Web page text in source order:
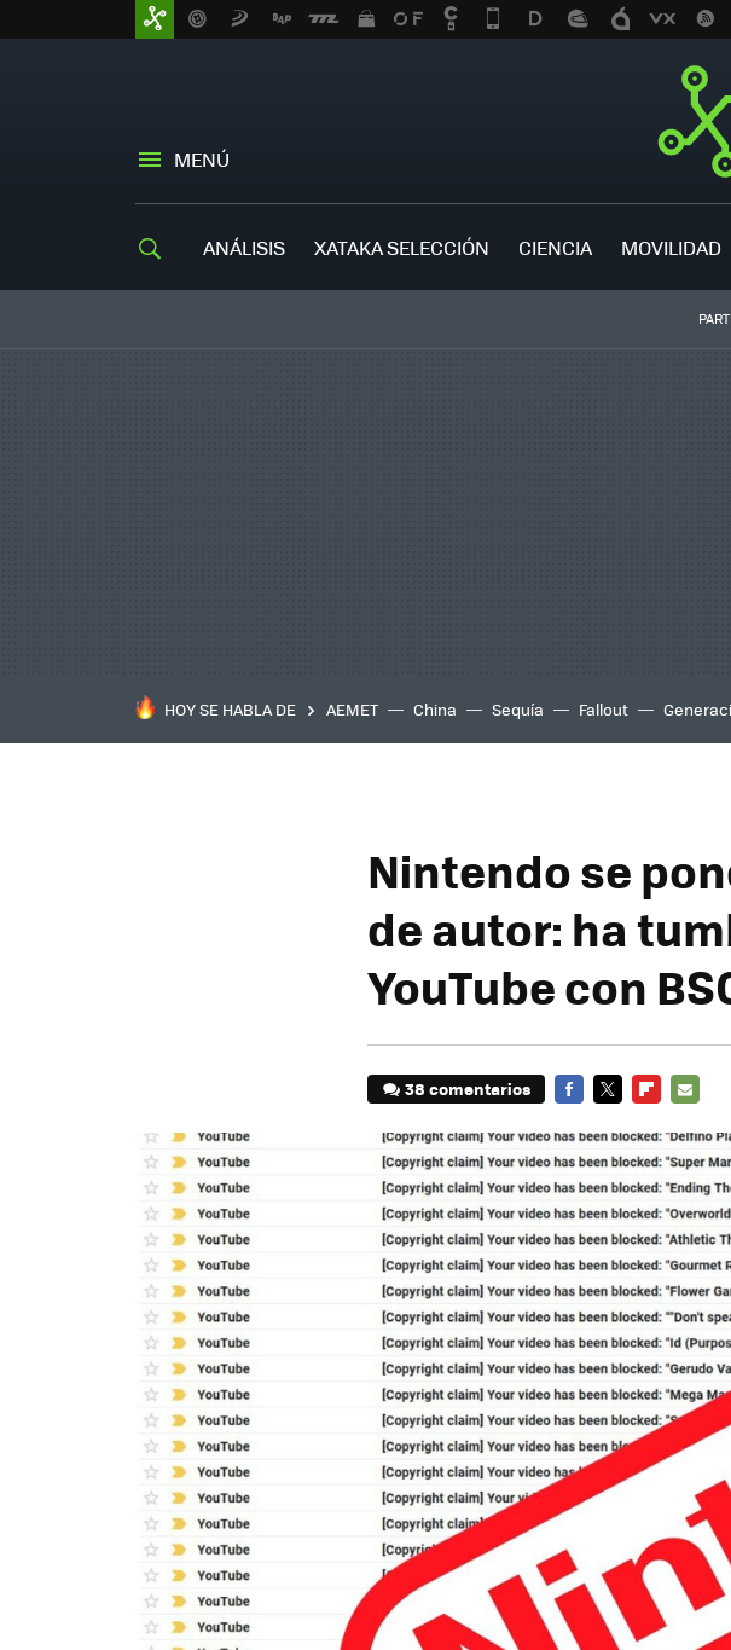
MENÚ
ANÁLISIS XATAKA SELECCIÓN CIENCIA MOVILIDAD
HOY SE HABLA DE AEMET China Sequía Fallout
Nintendo se
de autor: ha
YouTube con
38 comentarios
MAIL